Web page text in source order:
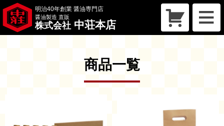
明治40年創業 醤油専門店
醤油製造 直販
株式会社 中荘本店
会社概要
商品一覧